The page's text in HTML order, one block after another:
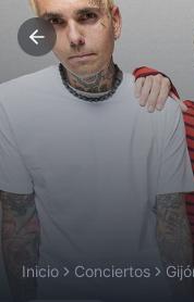
Inicio Conciertos